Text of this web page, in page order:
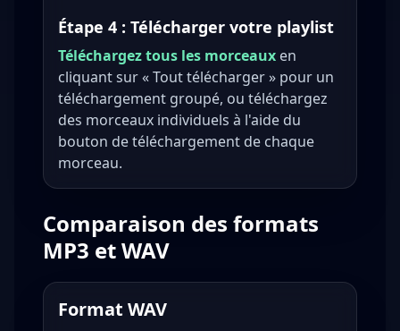
Étape 4 : Télécharger votre playlist
Téléchargez tous les morceaux en
cliquant sur « Tout télécharger » pour un
téléchargement groupé, ou téléchargez
des morceaux individuels à l'aide du
bouton de téléchargement de chaque
morceau.
Comparaison des formats
MP3 et WAV
Format WAV